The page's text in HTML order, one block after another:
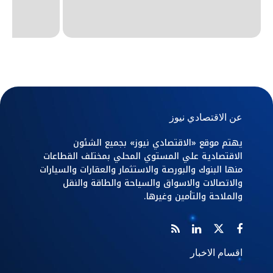
عن الاقتصادي نيوز
يهتم موقع «الاقتصادي نيوز» بجميع الشئون
الاقتصادية علي المستوي المحلي بمختلف القطاعات
منها البنوك والبورصة والاستثمار والعقارات والسيارات
والاتصالات والاسواق والسياحة والطاقة والنقل
والملاحة والتأمين وغيرها.
اقسام الاخبار